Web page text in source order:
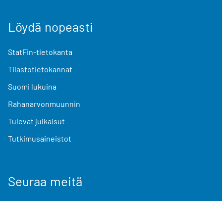
Löydä nopeasti
StatFin-tietokanta
Tilastotietokannat
Suomi lukuina
Rahanarvonmuunnin
Tulevat julkaisut
Tutkimusaineistot
Seuraa meitä